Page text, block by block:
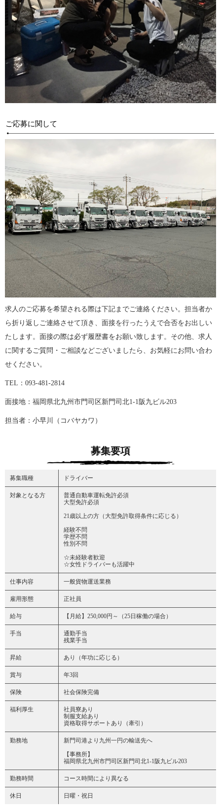
ご応募に関して
求人のご応募を希望される際は下記までご連絡ください。担当者か
ら折り返しご連絡させて頂き、面接を行ったうえで合否をお出しい
たします。面接の際は必ず履歴書をお願い致します。その他、求人
に関するご質問・ご相談などございましたら、お気軽にお問い合わ
せください。
TEL：093-481-2814
面接地：福岡県北九州市門司区新門司北1-1阪九ビル203
担当者：小早川（コバヤカワ）
募集要項
募集職種 ドライバー
対象となる方
普通自動車運転免許必須
大型免許必須
21歳以上の方（大型免許取得条件に応じる）
経験不問
学歴不問
性別不問
☆未経験者歓迎
☆女性ドライバーも活躍中
仕事内容 一般貨物運送業務
雇用形態 正社員
給与 【月給】250,000円～（25日稼働の場合）
手当
通勤手当
残業手当
昇給 あり（年功に応じる）
賞与 年3回
保険 社会保険完備
福利厚生
社員寮あり
制服支給あり
資格取得サポートあり（牽引）
勤務地
新門司港より九州一円の輸送先へ
【事務所】
福岡県北九州市門司区新門司北1-1阪九ビル203
勤務時間 コース時間により異なる
休日 日曜・祝日